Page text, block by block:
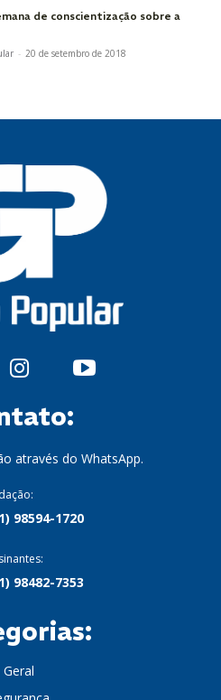
de conscientização sobre a
- 20 de setembro de 2018
através do WhatsApp.
98594-1720
98482-7353
Geral